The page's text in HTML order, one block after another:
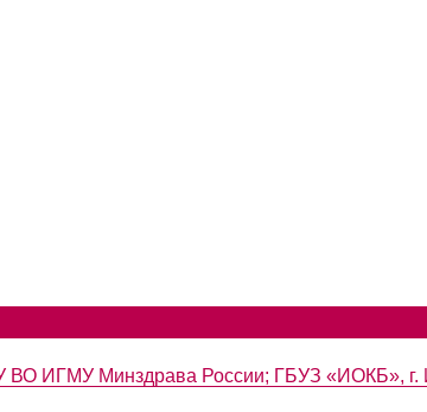
ИГМУ Минздрава России; ГБУЗ «ИОКБ», г.